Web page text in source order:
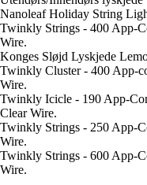
Nanoleaf Holiday String
Twinkly Strings - 400 App-
Wire.
Konges Sløjd Lyskjede
Twinkly Cluster - 400 App-
Wire.
Twinkly Icicle - 190 App-
Clear Wire.
Twinkly Strings - 250 App-
Wire.
Twinkly Strings - 600 App-
Wire.